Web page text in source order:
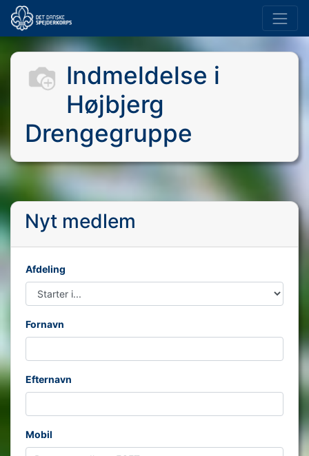
Indmeldelse i
Højbjerg
Drengegruppe
Nyt medlem
Afdeling
Fornavn
Efternavn
Mobil